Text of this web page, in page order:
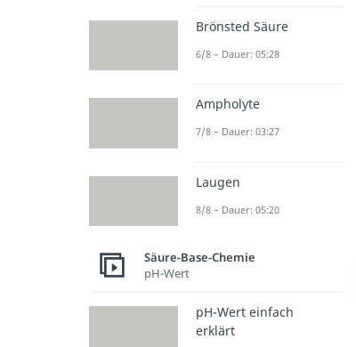
Brönsted Säure
6/8 – Dauer: 05:28
Ampholyte
7/8 – Dauer: 03:27
Laugen
8/8 – Dauer: 05:20
Säure-Base-Chemie
pH-Wert
pH-Wert einfach
erklärt